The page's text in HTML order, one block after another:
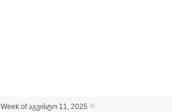
Week of აგვისტო 11, 2025 »